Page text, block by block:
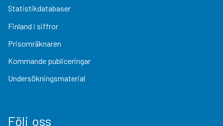
Statistikdatabaser
Finland i siffror
Prisomräknaren
Kommande publiceringar
Undersökningsmaterial
Följ oss